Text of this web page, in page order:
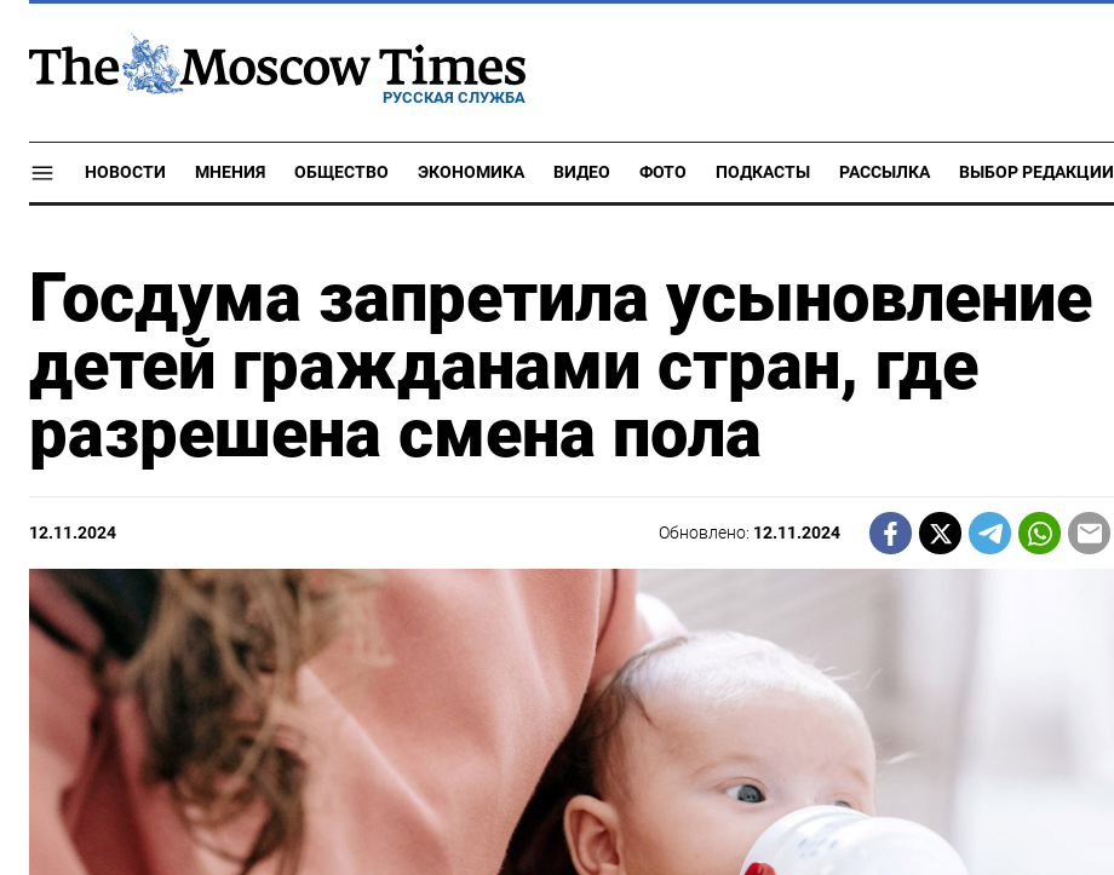
РУССКАЯ СЛУЖБА
НОВОСТИ МНЕНИЯ ОБЩЕСТВО ЭКОНОМИКА ВИДЕО ФОТО ПОДКАСТЫ РАССЫЛКА ВЫБОР РЕДАКЦИИ
Госдума запретила усыновление
детей гражданами стран, где
разрешена смена пола
12.11.2024 Обновлено: 12.11.2024